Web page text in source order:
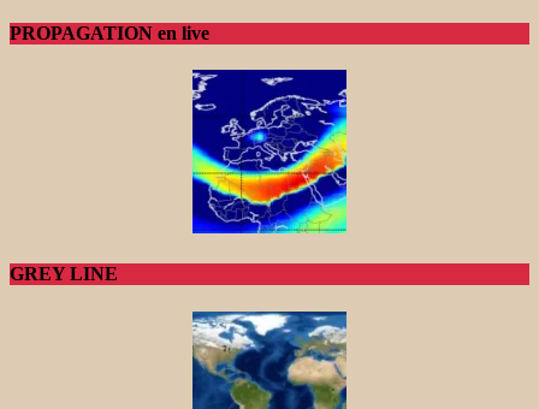
PROPAGATION en live
GREY LINE